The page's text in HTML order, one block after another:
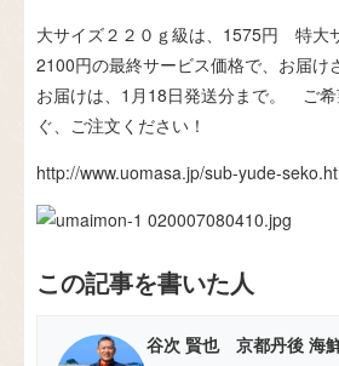
大サイズ２２０ｇ級は、1575円 特大
2100円の最終サービス価格で、お届け
お届けは、1月18日発送分まで。 ご
ぐ、ご注文ください！
http://www.uomasa.jp/sub-yude-
この記事を書いた人
谷次 賢也 京都丹後 海